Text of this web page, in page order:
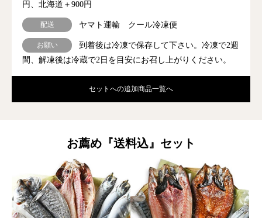
円、北海道＋900円
配送 ヤマト運輸 クール冷凍便
お願い
到着後は冷凍で保存して下さい。冷凍で2週
間、解凍後は冷蔵で2日を目安にお召し上がりください。
セットへの追加商品一覧へ
お薦め『送料込』セット